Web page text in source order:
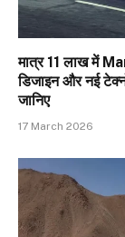
मात्र ₹11 लाख में
डिजाइन और नई
जानिए
17 March 2026